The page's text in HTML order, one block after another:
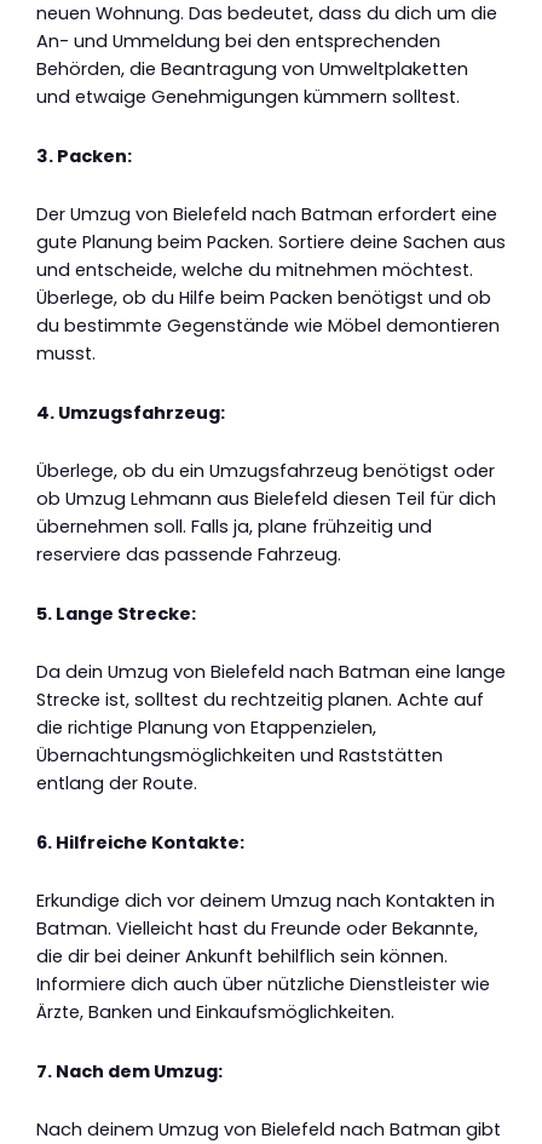
neuen Wohnung. Das bedeutet, dass du dich um die
An- und Ummeldung bei den entsprechenden
Behörden, die Beantragung von Umweltplaketten
und etwaige Genehmigungen kümmern solltest.
3. Packen:
Der Umzug von Bielefeld nach Batman erfordert eine
gute Planung beim Packen. Sortiere deine Sachen aus
und entscheide, welche du mitnehmen möchtest.
Überlege, ob du Hilfe beim Packen benötigst und ob
du bestimmte Gegenstände wie Möbel demontieren
musst.
4. Umzugsfahrzeug:
Überlege, ob du ein Umzugsfahrzeug benötigst oder
ob Umzug Lehmann aus Bielefeld diesen Teil für dich
übernehmen soll. Falls ja, plane frühzeitig und
reserviere das passende Fahrzeug.
5. Lange Strecke:
Da dein Umzug von Bielefeld nach Batman eine lange
Strecke ist, solltest du rechtzeitig planen. Achte auf
die richtige Planung von Etappenzielen,
Übernachtungsmöglichkeiten und Raststätten
entlang der Route.
6. Hilfreiche Kontakte:
Erkundige dich vor deinem Umzug nach Kontakten in
Batman. Vielleicht hast du Freunde oder Bekannte,
die dir bei deiner Ankunft behilflich sein können.
Informiere dich auch über nützliche Dienstleister wie
Ärzte, Banken und Einkaufsmöglichkeiten.
7. Nach dem Umzug:
Nach deinem Umzug von Bielefeld nach Batman gibt